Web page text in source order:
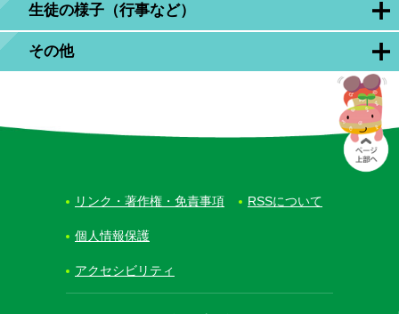
生徒の様子（行事など）
その他
リンク・著作権・免責事項 RSSについて
個人情報保護
アクセシビリティ